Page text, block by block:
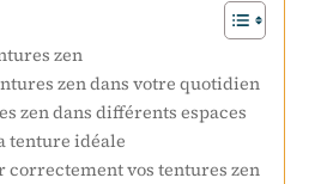
zen
zen dans votre quotidien
zen dans différents espaces
tenture idéale
vos tentures zen